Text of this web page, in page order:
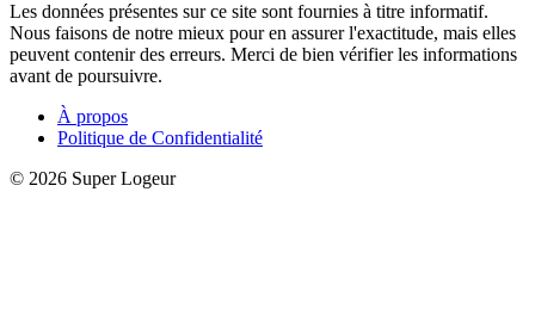
Les données présentes sur ce site sont fournies à titre informatif.
Nous faisons de notre mieux pour en assurer l'exactitude, mais elles
peuvent contenir des erreurs. Merci de bien vérifier les informations
avant de poursuivre.
À propos
Politique de Confidentialité
© 2026 Super Logeur